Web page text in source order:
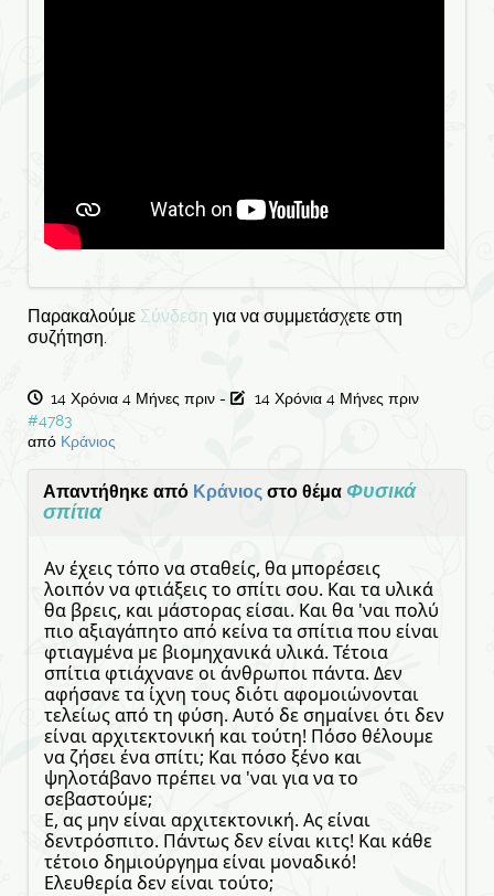
Παρακαλούμε Σύνδεση για να συμμετάσχετε στη
συζήτηση.
14 Χρόνια 4 Μήνες πριν -
14 Χρόνια 4 Μήνες πριν
#4783
από Κράνιος
Απαντήθηκε από Κράνιος στο θέμα Φυσικά
σπίτια
Αν έχεις τόπο να σταθείς, θα μπορέσεις
λοιπόν να φτιάξεις το σπίτι σου. Και τα υλικά
θα βρεις, και μάστορας είσαι. Και θα 'ναι πολύ
πιο αξιαγάπητο από κείνα τα σπίτια που είναι
φτιαγμένα με βιομηχανικά υλικά. Τέτοια
σπίτια φτιάχνανε οι άνθρωποι πάντα. Δεν
αφήσανε τα ίχνη τους διότι αφομοιώνονται
τελείως από τη φύση. Αυτό δε σημαίνει ότι δεν
είναι αρχιτεκτονική και τούτη! Πόσο θέλουμε
να ζήσει ένα σπίτι; Και πόσο ξένο και
ψηλοτάβανο πρέπει να 'ναι για να το
σεβαστούμε;
Ε, ας μην είναι αρχιτεκτονική. Ας είναι
δεντρόσπιτο. Πάντως δεν είναι κιτς! Και κάθε
τέτοιο δημιούργημα είναι μοναδικό!
Ελευθερία δεν είναι τούτο;